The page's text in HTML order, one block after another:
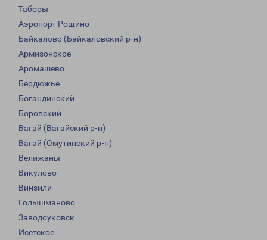
Таборы
Аэропорт Рощино
Байкалово (Байкаловский р-н)
Армизонское
Аромашево
Бердюжье
Богандинский
Боровский
Вагай (Вагайский р-н)
Вагай (Омутинский р-н)
Велижаны
Викулово
Винзили
Голышманово
Заводоуковск
Исетское